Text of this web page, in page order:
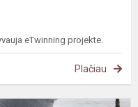
eTwinning projekte.
Plačiau